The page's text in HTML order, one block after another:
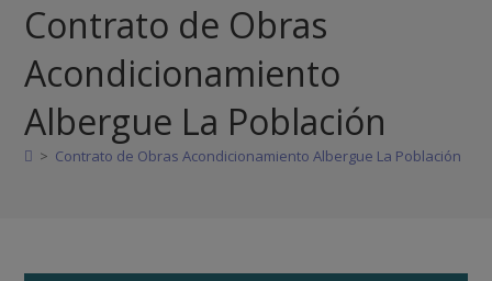
Contrato de Obras
Acondicionamiento
Albergue La Población
> Contrato de Obras Acondicionamiento Albergue La Población